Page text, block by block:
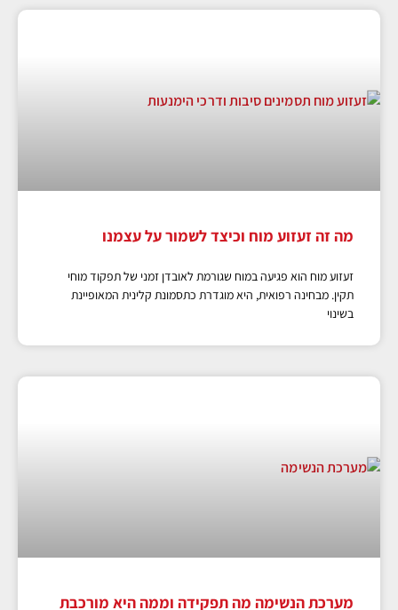
מה זה זעזוע מוח וכיצד לשמור על עצמנו
זעזוע מוח הוא פגיעה במוח שגורמת לאובדן זמני של תפקוד מוחי
תקין. מבחינה רפואית, היא מוגדרת כתסמונת קלינית המאופיינת
בשינוי
מערכת הנשימה מה תפקידה וממה היא מורכבת